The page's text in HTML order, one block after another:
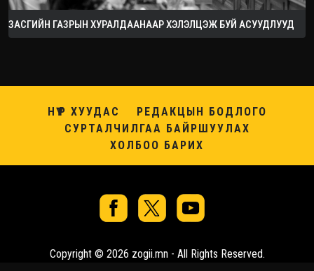
ЗАСГИЙН ГАЗРЫН ХУРАЛДААНААР ХЭЛЭЛЦЭЖ БУЙ АСУУДЛУУД
НҮҮР ХУУДАС
РЕДАКЦЫН БОДЛОГО
СУРТАЛЧИЛГАА БАЙРШУУЛАХ
ХОЛБОО БАРИХ
Copyright © 2026 zogii.mn - All Rights Reserved.